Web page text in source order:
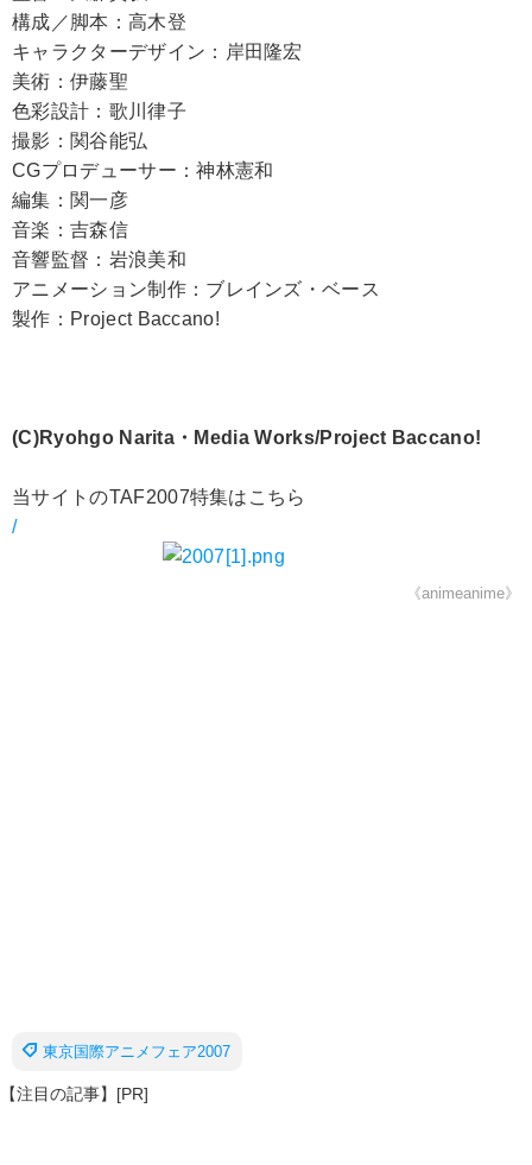
構成／脚本：高木登
キャラクターデザイン：岸田隆宏
美術：伊藤聖
色彩設計：歌川律子
撮影：関谷能弘
CGプロデューサー：神林憲和
編集：関一彦
音楽：吉森信
音響監督：岩浪美和
アニメーション制作：ブレインズ・ベース
製作：Project Baccano!
(C)Ryohgo Narita・Media Works/Project Baccano!
当サイトのTAF2007特集はこちら
/
《animeanime》
東京国際アニメフェア2007
【注目の記事】[PR]